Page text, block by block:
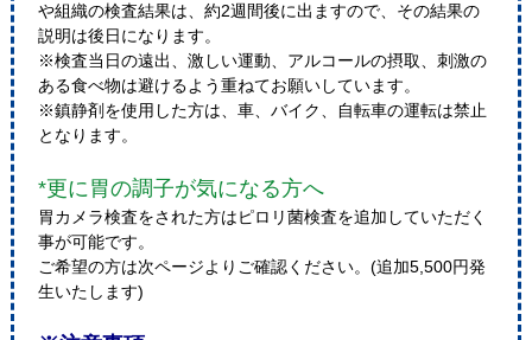
や組織の検査結果は、約2週間後に出ますので、その結果の
説明は後日になります。
※検査当日の遠出、激しい運動、アルコールの摂取、刺激の
ある食べ物は避けるよう重ねてお願いしています。
※鎮静剤を使用した方は、車、バイク、自転車の運転は禁止
となります。
*更に胃の調子が気になる方へ
胃カメラ検査をされた方はピロリ菌検査を追加していただく
事が可能です。
ご希望の方は次ページよりご確認ください。(追加5,500円発
生いたします)